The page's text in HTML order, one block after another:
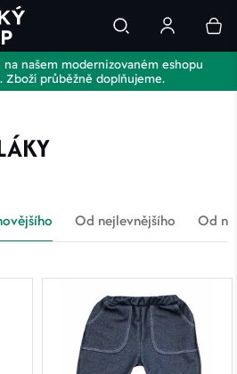
na našem modernizovaném eshopu
Zboží průběžně doplňujeme.
Od nejlevnějšího Od